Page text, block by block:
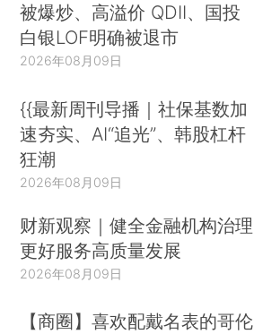
被爆炒、高溢价 QDII、国投
白银LOF明确被退市
2026年08月09日
{{最新周刊导播｜社保基数加
速夯实、AI“追光”、韩股杠杆
狂潮
2026年08月09日
财新观察｜健全金融机构治理
更好服务高质量发展
2026年08月09日
【商圈】喜欢配戴名表的哥伦